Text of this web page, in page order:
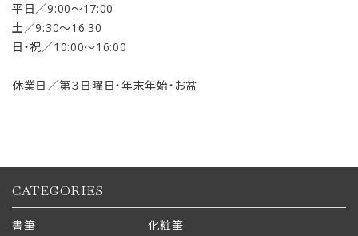
平日／9:00〜17:00
土／9:30〜16:30
日・祝／10:00〜16:00
休業日／第３日曜日・年末年始・お盆
CATEGORIES
書筆
化粧筆